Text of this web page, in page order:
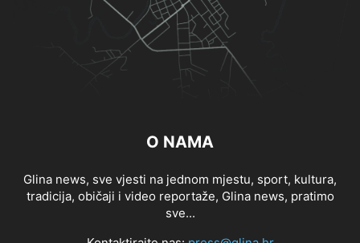
O NAMA
Glina news, sve vjesti na jednom mjestu, sport, kultura,
tradicija, običaji i video reportaže, Glina news, pratimo
sve...